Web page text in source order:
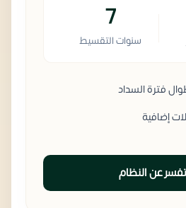
7
سنوات التقسيط
فترة السداد
إضافية
عن النظام